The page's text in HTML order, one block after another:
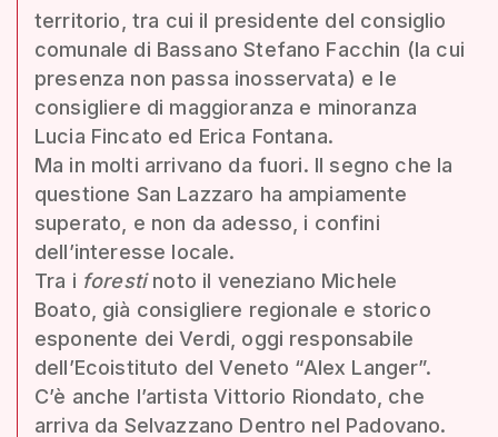
territorio, tra cui il presidente del consiglio
comunale di Bassano Stefano Facchin (la cui
presenza non passa inosservata) e le
consigliere di maggioranza e minoranza
Lucia Fincato ed Erica Fontana.
Ma in molti arrivano da fuori. Il segno che la
questione San Lazzaro ha ampiamente
superato, e non da adesso, i confini
dell’interesse locale.
Tra i forestinoto il veneziano Michele
Boato, già consigliere regionale e storico
esponente dei Verdi, oggi responsabile
dell’Ecoistituto del Veneto “Alex Langer”.
C’è anche l’artista Vittorio Riondato, che
arriva da Selvazzano Dentro nel Padovano.